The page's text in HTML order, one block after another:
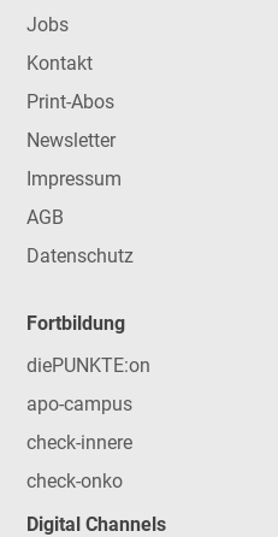
Jobs
Kontakt
Print-Abos
Newsletter
Impressum
AGB
Datenschutz
Fortbildung
diePUNKTE:on
apo-campus
check-innere
check-onko
Digital Channels